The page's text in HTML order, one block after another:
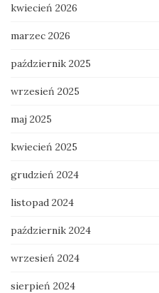
kwiecień 2026
marzec 2026
październik 2025
wrzesień 2025
maj 2025
kwiecień 2025
grudzień 2024
listopad 2024
październik 2024
wrzesień 2024
sierpień 2024